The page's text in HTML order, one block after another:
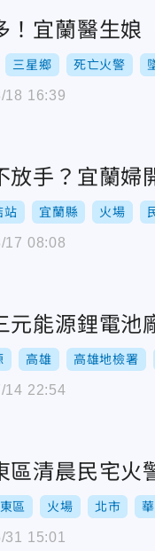
！宜蘭醫生
三星鄉 死亡火警
18 16:39
放手？宜蘭婦
站 宜蘭縣 火場
17 08:08
元能源鋰電
高雄 高雄地檢署
14 22:54
區清晨民宅
東區 火場 北市
15:01